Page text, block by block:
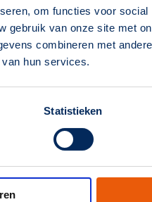
om functies voor
gebruik van onze site met
combineren met
hun services.
Statistieken